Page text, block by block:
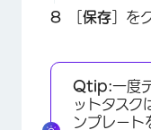
保存 ］を
Qtip:一度
ットタスク
ンプレート